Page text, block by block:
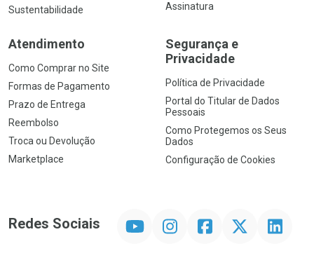
Sustentabilidade
Assinatura
Atendimento
Como Comprar no Site
Formas de Pagamento
Prazo de Entrega
Reembolso
Troca ou Devolução
Marketplace
Segurança e
Privacidade
Política de Privacidade
Portal do Titular de Dados
Pessoais
Como Protegemos os Seus
Dados
Configuração de Cookies
Redes Sociais InstagramFacebookTwitter Linkedin